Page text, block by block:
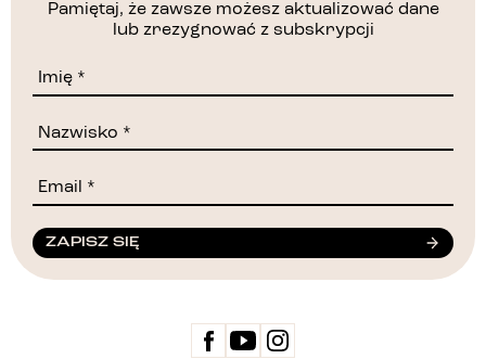
Pamiętaj, że zawsze możesz aktualizować dane
lub zrezygnować z subskrypcji
ZAPISZ SIĘ